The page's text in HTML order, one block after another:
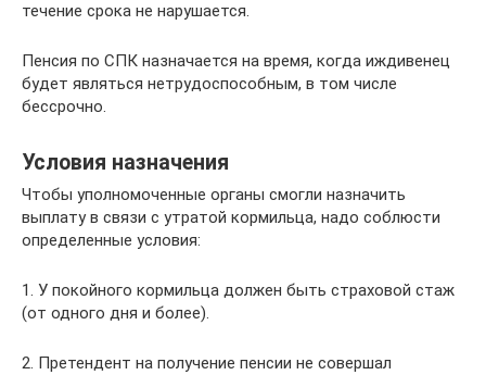
течение срока не нарушается.
Пенсия по СПК назначается на время, когда иждивенец
будет являться нетрудоспособным, в том числе
бессрочно.
Условия назначения
Чтобы уполномоченные органы смогли назначить
выплату в связи с утратой кормильца, надо соблюсти
определенные условия:
1. У покойного кормильца должен быть страховой стаж
(от одного дня и более).
2. Претендент на получение пенсии не совершал